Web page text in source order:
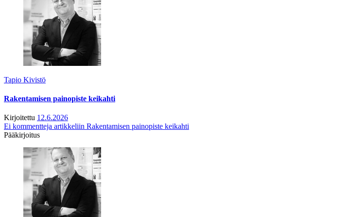
Tapio Kivistö
Rakentamisen painopiste keikahti
Kirjoitettu 12.6.2026
Ei kommentteja artikkeliin Rakentamisen painopiste keikahti
Pääkirjoitus